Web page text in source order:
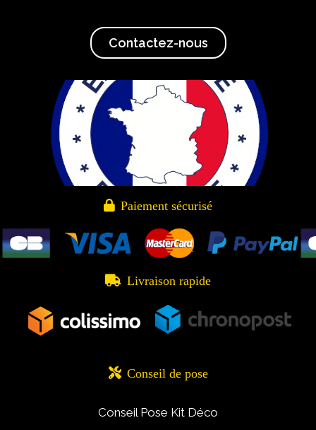
Contactez-nous
 Paiement sécurisé
 Livraison rapide
 Conseil de pose
Conseil Pose Kit Déco